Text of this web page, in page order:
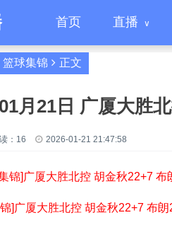
首页 直播
篮球集锦 正文
月21日 广厦大胜
： 16 2026-01-21 21:47:58
锦]广厦大胜北控 胡金秋22+7 布
]广厦大胜北控 胡金秋22+7 布